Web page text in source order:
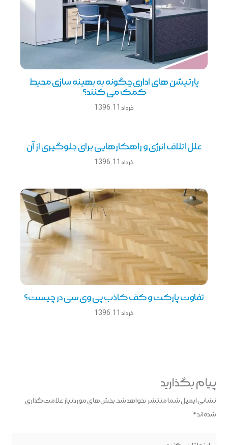
پارتیشن های اداری چگونه به بهینه سازی محیط
کمک می کنند؟
خرداد 11, 1396
علل اتلاف انرژی و راهکارهایی برای جلوگیری از آن
خرداد 11, 1396
تفاوت پارکت و کف کاذب پی وی سی در چیست؟
خرداد 11, 1396
پیام بگذارید
نشانی ایمیل شما منتشر نخواهد شد.بخش‌های موردنیاز علامت‌گذاری
شده‌اند*